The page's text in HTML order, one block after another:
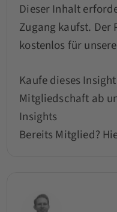
Dieser Inhalt
Zugang kaufst. Der
kostenlos für
Kaufe dieses
Mitgliedschaft ab
Insights
Bereits Mitglied?